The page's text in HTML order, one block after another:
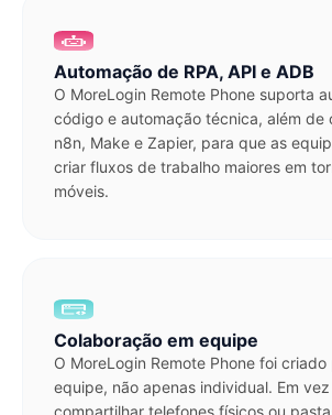
Automação de RPA, API e ADB
O MoreLogin Remote Phone suporta
código e automação técnica, além de
n8n, Make e Zapier, para que as
criar fluxos de trabalho maiores em
móveis.
Colaboração em equipe
O MoreLogin Remote Phone foi criado
equipe, não apenas individual. Em
compartilhar telefones físicos ou